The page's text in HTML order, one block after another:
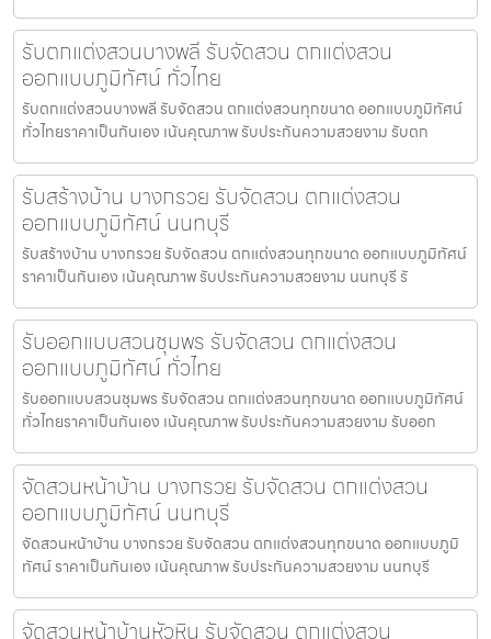
รับตกแต่งสวนบางพลี รับจัดสวน ตกแต่งสวน
ออกแบบภูมิทัศน์ ทั่วไทย
รับตกแต่งสวนบางพลี รับจัดสวน ตกแต่งสวนทุกขนาด ออกแบบภูมิทัศน์
ทั่วไทยราคาเป็นกันเอง เน้นคุณภาพ รับประกันความสวยงาม รับตก
รับสร้างบ้าน บางกรวย รับจัดสวน ตกแต่งสวน
ออกแบบภูมิทัศน์ นนทบุรี
รับสร้างบ้าน บางกรวย รับจัดสวน ตกแต่งสวนทุกขนาด ออกแบบภูมิทัศน์
ราคาเป็นกันเอง เน้นคุณภาพ รับประกันความสวยงาม นนทบุรี รั
รับออกแบบสวนชุมพร รับจัดสวน ตกแต่งสวน
ออกแบบภูมิทัศน์ ทั่วไทย
รับออกแบบสวนชุมพร รับจัดสวน ตกแต่งสวนทุกขนาด ออกแบบภูมิทัศน์
ทั่วไทยราคาเป็นกันเอง เน้นคุณภาพ รับประกันความสวยงาม รับออก
จัดสวนหน้าบ้าน บางกรวย รับจัดสวน ตกแต่งสวน
ออกแบบภูมิทัศน์ นนทบุรี
จัดสวนหน้าบ้าน บางกรวย รับจัดสวน ตกแต่งสวนทุกขนาด ออกแบบภูมิ
ทัศน์ ราคาเป็นกันเอง เน้นคุณภาพ รับประกันความสวยงาม นนทบุรี
จัดสวนหน้าบ้านหัวหิน รับจัดสวน ตกแต่งสวน